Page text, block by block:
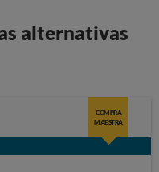
alternativas
COMPRA
MAESTRA